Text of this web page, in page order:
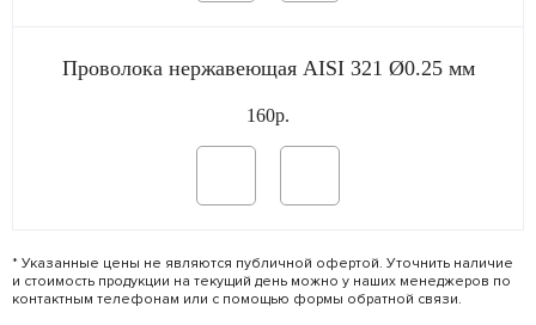
Проволока нержавеющая AISI 321 Ø0.25 мм
160р.
* Указанные цены не являются публичной офертой. Уточнить наличие
и стоимость продукции на текущий день можно у наших менеджеров по
контактным телефонам или с помощью формы обратной связи.